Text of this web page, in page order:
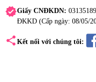
verifiedGiấy CNĐKDN:
ĐKKD (Cấp ngày: 08/05/
share Kết nối với chúng tôi: